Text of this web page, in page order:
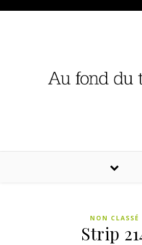
NON CLASSÉ
Strip